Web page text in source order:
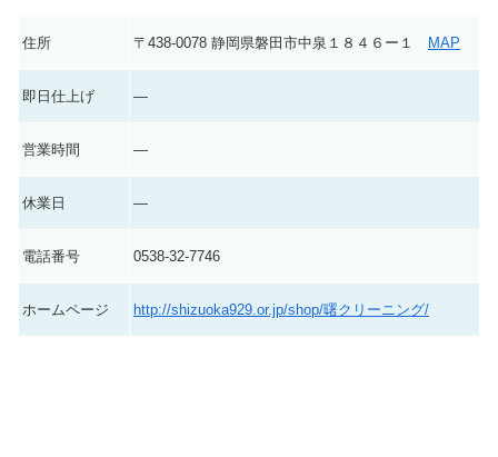
住所 〒438-0078 静岡県磐田市中泉１８４６ー１ MAP
即日仕上げ ―
営業時間 ―
休業日 ―
電話番号 0538-32-7746
ホームページ http://shizuoka929.or.jp/shop/曙クリーニング/